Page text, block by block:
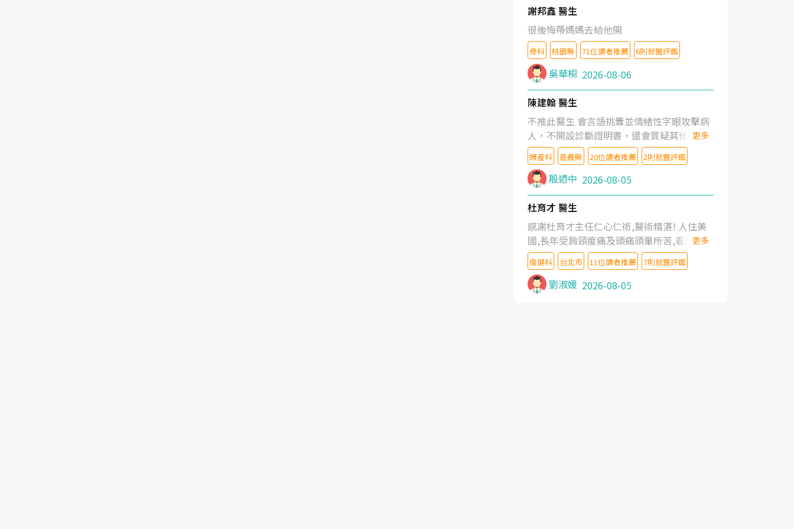
謝邦鑫 醫生
很後悔帶媽媽去給他開
骨科 桃園縣 71位讀者推薦 6則就醫評鑑
吳華桐 2026-08-06
陳建翰 醫生
不推此醫生 會言語挑釁並情緒性字眼攻擊病
人，不開設診斷證明書，還會質疑其他醫生
的判斷！
更多
婦產科 嘉義縣 20位讀者推薦 2則就醫評鑑
殷迺中 2026-08-05
杜育才 醫生
感謝杜育才主任仁心仁術,醫術精湛! 人住美
國,長年受肩頸痠痛及頭痛頭暈所苦,看遍名醫
教授,做了各種檢查,也嘗試過西醫打針,中醫
針灸及物理徒手治療都沒有用,後來連吃到嗎
啡類止痛藥都效果有限,只是壓症狀,沒多久就
痛起來,多年失眠嚴重影響生活品質. 台灣親
更多
復健科 台北市 11位讀者推薦 7則就醫評鑑
劉淑媛 2026-08-05